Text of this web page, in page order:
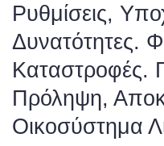
Ρυθμίσεις,
Δυνατότητες.
Καταστροφές.
Πρόληψη,
Οικοσύστημα